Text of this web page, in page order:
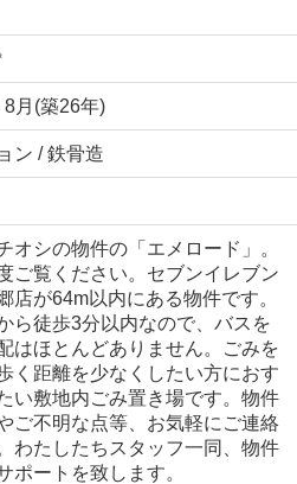
8月(築26年)
ン / 鉄骨造
オシの物件の「エメロード」。
ご覧ください。セブンイレブン
店が64m以内にある物件です。
ら徒歩3分以内なので、バスを
はほとんどありません。ごみを
く距離を少なくしたい方におす
い敷地内ごみ置き場です。物件
ご不明な点等、お気軽にご連絡
わたしたちスタッフ一同、物件
ポートを致します。